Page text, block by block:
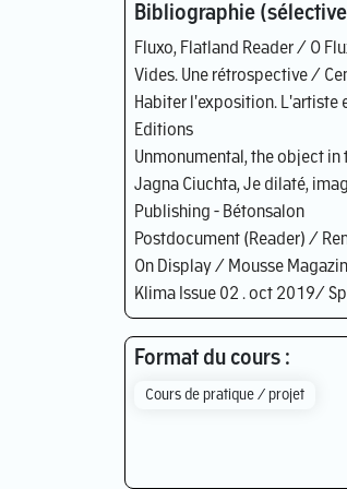
Bibliographie
Fluxo, Flatland Reader / O
Vides. Une rétrospective /
Habiter l'exposition.
Editions
Unmonumental, the object
Jagna Ciuchta, Je dilaté,
Publishing - Bétonsalon
Postdocument (Reader) /
On Display / Mousse
Klima Issue 02 . oct 2019/
Format du cours :
Cours de pratique / projet